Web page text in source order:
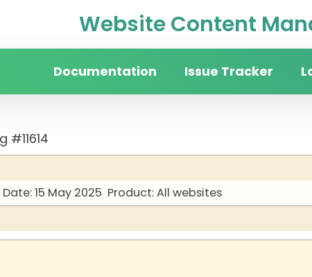
Website Content
Documentation Issue Tracker
#11614
15 May 2025 Product: All websites